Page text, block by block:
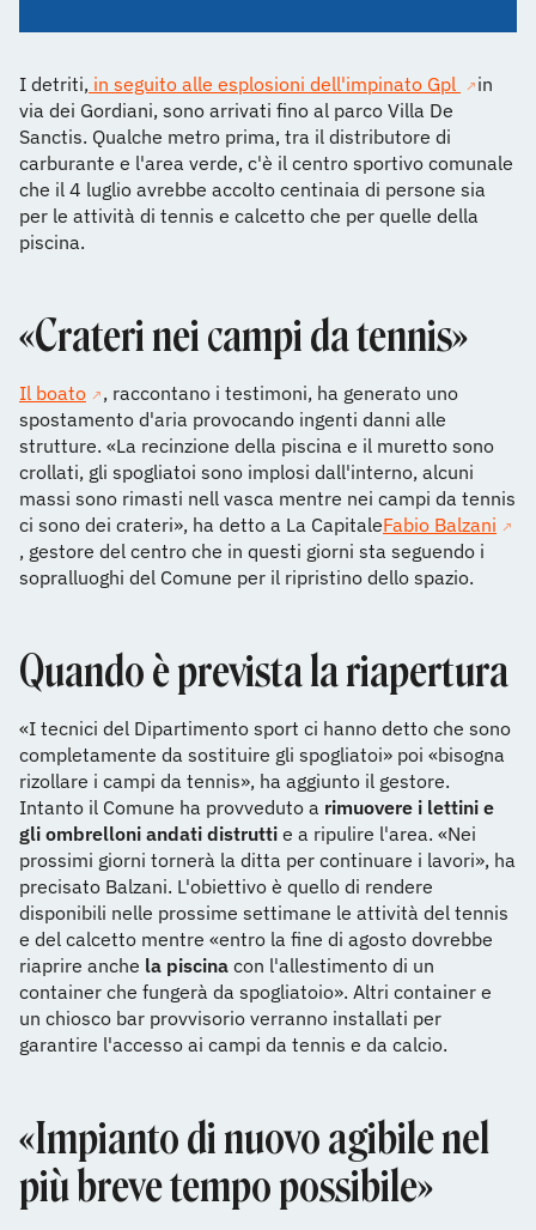
I detriti, in seguito alle esplosioni dell'impinato Gpl
in
via dei Gordiani, sono arrivati fino al parco Villa De
Sanctis. Qualche metro prima, tra il distributore di
carburante e l'area verde, c'è il centro sportivo comunale
che il 4 luglio avrebbe accolto centinaia di persone sia
per le attività di tennis e calcetto che per quelle della
piscina.
«Crateri nei campi da tennis»
Il boato
, raccontano i testimoni, ha generato uno
spostamento d'aria provocando ingenti danni alle
strutture. «La recinzione della piscina e il muretto sono
crollati, gli spogliatoi sono implosi dall'interno, alcuni
massi sono rimasti nell vasca mentre nei campi da tennis
ci sono dei crateri», ha detto a La CapitaleFabio Balzani
, gestore del centro che in questi giorni sta seguendo i
sopralluoghi del Comune per il ripristino dello spazio.
Quando è prevista la riapertura
«I tecnici del Dipartimento sport ci hanno detto che sono
completamente da sostituire gli spogliatoi» poi «bisogna
rizollare i campi da tennis», ha aggiunto il gestore.
Intanto il Comune ha provveduto a rimuovere i lettini e
gli ombrelloni andati distrutti e a ripulire l'area. «Nei
prossimi giorni tornerà la ditta per continuare i lavori», ha
precisato Balzani. L'obiettivo è quello di rendere
disponibili nelle prossime settimane le attività del tennis
e del calcetto mentre «entro la fine di agosto dovrebbe
riaprire anche la piscina con l'allestimento di un
container che fungerà da spogliatoio». Altri container e
un chiosco bar provvisorio verranno installati per
garantire l'accesso ai campi da tennis e da calcio.
«Impianto di nuovo agibile nel
più breve tempo possibile»